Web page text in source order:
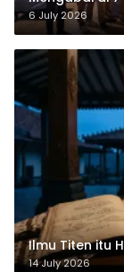
6 July 2026
Ilmu Titen itu
14 July 2026